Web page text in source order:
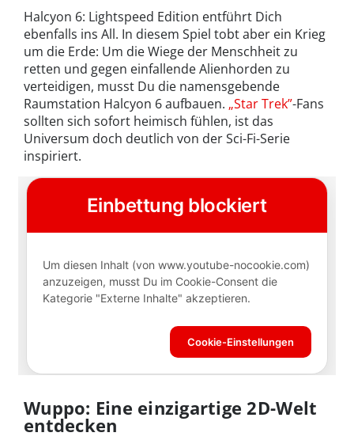
Halcyon 6: Lightspeed Edition entführt Dich
ebenfalls ins All. In diesem Spiel tobt aber ein Krieg
um die Erde: Um die Wiege der Menschheit zu
retten und gegen einfallende Alienhorden zu
verteidigen, musst Du die namensgebende
Raumstation Halcyon 6 aufbauen. „Star Trek”-Fans
sollten sich sofort heimisch fühlen, ist das
Universum doch deutlich von der Sci-Fi-Serie
inspiriert.
Wuppo: Eine einzigartige 2D-Welt
entdecken